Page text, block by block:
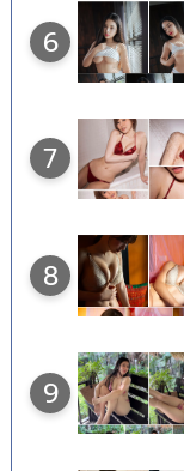
6
7
8
9